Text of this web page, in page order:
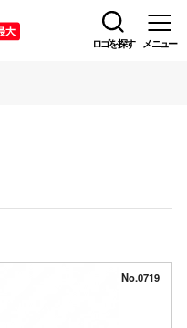
ロゴを探す メニュー
No.0719